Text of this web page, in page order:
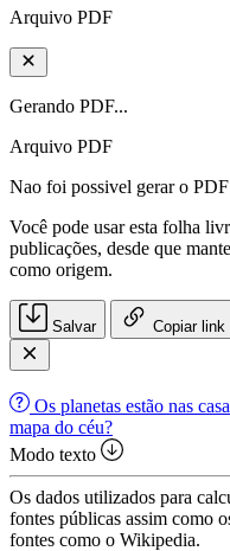
Arquivo PDF
Gerando PDF...
Arquivo PDF
Nao foi possivel gerar o
Você pode usar esta folha
publicações, desde que
como origem.
Salvar Copiar
Os planetas estão nas
mapa do céu?
Modo texto
Os dados utilizados para
fontes públicas assim como
fontes como o Wikipedia.